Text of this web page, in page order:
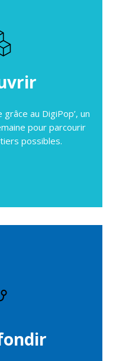
au DigiPop’, un
pour parcourir
possibles.